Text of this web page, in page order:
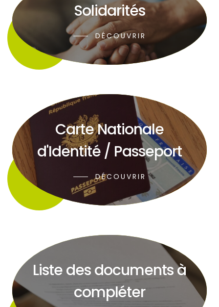
Solidarités
DÉCOUVRIR
Carte Nationale
d'Identité / Passeport
DÉCOUVRIR
Liste des documents à
compléter